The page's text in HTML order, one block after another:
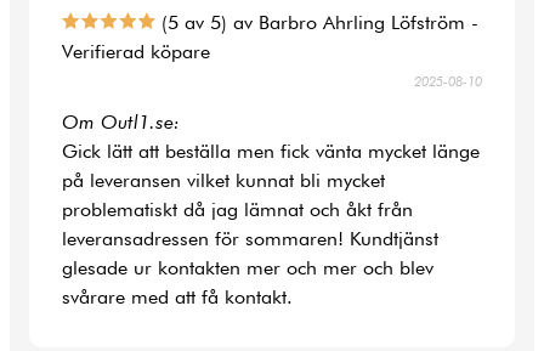
(5 av 5) av Barbro Ahrling Löfström -
Verifierad köpare
2025-08-10
Om Outl1.se:
Gick lätt att beställa men fick vänta mycket länge
på leveransen vilket kunnat bli mycket
problematiskt då jag lämnat och åkt från
leveransadressen för sommaren! Kundtjänst
glesade ur kontakten mer och mer och blev
svårare med att få kontakt.